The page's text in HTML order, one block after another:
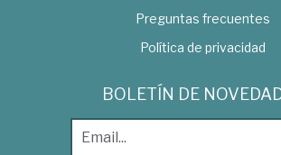
Preguntas frecuentes
Política de privacidad
BOLETÍN DE